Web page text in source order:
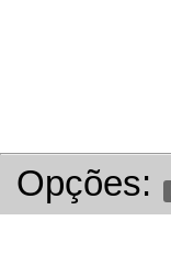
Opções: